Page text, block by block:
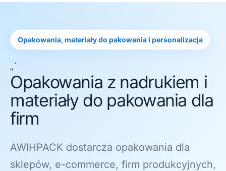
Opakowania, materiały do pakowania i personalizacja
„`
Opakowania z nadrukiem i
materiały do pakowania dla
firm
AWIHPACK dostarcza opakowania dla
sklepów, e-commerce, firm produkcyjnych,